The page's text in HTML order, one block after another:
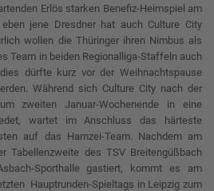
Erlös starken Benefiz-Heimspiel am
jene Dresdner hat auch Culture City
wollen die Thüringer ihren Nimbus als
Team in beiden Regionalliga-Staffeln auch
dürfte kurz vor der Weihnachtspause
Während sich Culture City nach der
zweiten Januar-Wochenende in eine
wartet im Anschluss das härteste
auf das Hamzei-Team. Nachdem am
Tabellenzweite des TSV Breitengüßbach
Sporthalle gastiert, kommt es am
Hauptrunden-Spieltags in Leipzig zum